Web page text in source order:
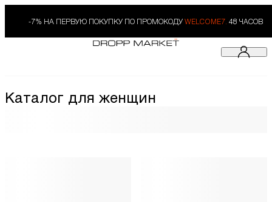
-7% НА ПЕРВУЮ ПОКУПКУ ПО ПРОМОКОДУ WELCOME7. 48 ЧАСОВ
Каталог для женщин